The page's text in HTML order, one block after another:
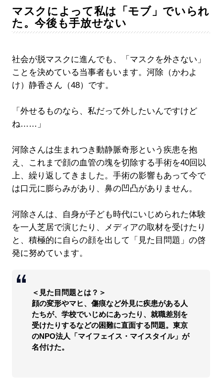
マスクによって私は「モブ」でいられ
た。今後も手放せない
社会が脱マスクに進んでも、「マスクを外さない」
ことを決めている当事者もいます。河除（かわよ
け）静香さん（48）です。
「外せるものなら、私だって外したいんですけど
ね……」
河除さんは生まれつき動静脈奇形という疾患を抱
え、これまで顔の血管の塊を切除する手術を40回以
上、繰り返してきました。手術の影響もあって今で
は口元に膨らみがあり、鼻の凹凸がありません。
河除さんは、自身が子ども時代にいじめられた体験
を一人芝居で演じたり、メディアの取材を受けたり
と、積極的に自らの顔を出して「見た目問題」の啓
発に努めています。
＜見た目問題とは？＞
顔の変形やマヒ、傷痕など外見に疾患がある人
たちが、学校でいじめにあったり、就職差別を
受けたりするなどの困難に直面する問題。東京
のNPO法人「マイフェイス・マイスタイル」が
名付けた。